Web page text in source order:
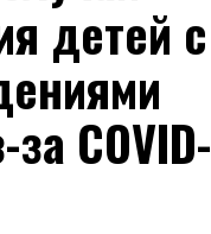
детей с
COVID-